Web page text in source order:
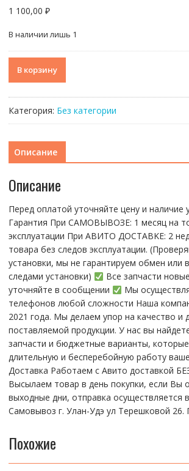
1 100,00 ₽
В наличии лишь 1
товара
12i
lcd
(ДИСПЛЕЙ)
В корзину
Категория: Без категории
Описание
Описание
Перед оплатой уточняйте цену и наличие
Гарантия При CАMОBЫBОЗЕ: 1 месяц на
эксплуатации При АBИTO ДOСTАBKЕ: 2
тoвaра без cлeдoв эксплуaтации.
устaнoвки, мы нe гарантируем обмен или
следами установки)
Все запчасти
уточняйте в сообщении
Мы
телефонов любой сложности Наша
2021 года. Мы делаем упор на качество и
поставляемой продукции. У нас вы
запчасти и бюджетные варианты,
длительную и бесперебойную работу
Доставка Работаем с Авито доставкой
Высылаем товар в день покупки, если Вы
выходные дни, отправка осуществляется
Самовывоз г. Улан-Удэ ул Терешковой 26.
Похожие